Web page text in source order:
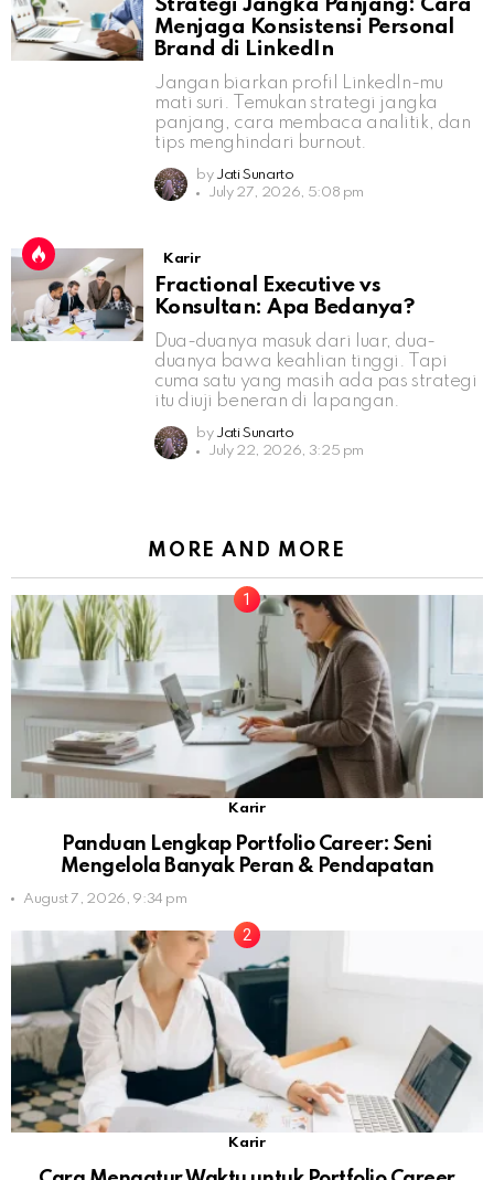
Strategi Jangka Panjang: Cara
Menjaga Konsistensi Personal
Brand di LinkedIn
Jangan biarkan profil LinkedIn-mu
mati suri. Temukan strategi jangka
panjang, cara membaca analitik, dan
tips menghindari burnout.
by Jati Sunarto
July 27, 2026, 5:08 pm
Karir
Fractional Executive vs
Konsultan: Apa Bedanya?
Dua-duanya masuk dari luar, dua-
duanya bawa keahlian tinggi. Tapi
cuma satu yang masih ada pas strategi
itu diuji beneran di lapangan.
by Jati Sunarto
July 22, 2026, 3:25 pm
MORE AND MORE
Karir
Panduan Lengkap Portfolio Career: Seni
Mengelola Banyak Peran & Pendapatan
August 7, 2026, 9:34 pm
Karir